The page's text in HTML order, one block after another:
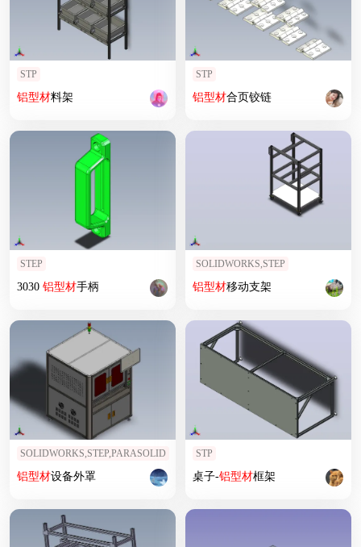
STP
铝型材料架
STP
铝型材合页铰链
STEP
3030 铝型材手柄
SOLIDWORKS,STEP
铝型材移动支架
SOLIDWORKS,STEP,PARASOLID
铝型材设备外罩
STP
桌子-铝型材框架